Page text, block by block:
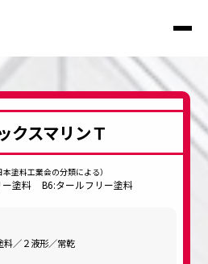
クスマリンＴ
塗料工業会の分類による）
ー塗料 B6:タールフリー塗料
料／２液形／常乾